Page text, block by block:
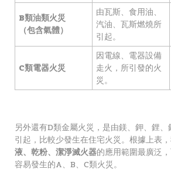
B類油類火災
（包含氣體）
由瓦斯、食用油、
汽油、瓦斯燃燒所
引起。
C類電器火災
因電線、電器設備
走火，所引發的火
災。
另外還有D類金屬火災，是由鎂、鉀、鋰
引起，比較少發生在住宅火災。根據上表
液、乾粉、潔淨滅火器的應用範圍最廣泛
容易發生的A、B、C類火災。